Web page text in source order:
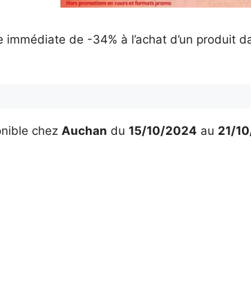
immédiate de -34% à l’achat d’un produit
chez Auchan du 15/10/2024 au 21/